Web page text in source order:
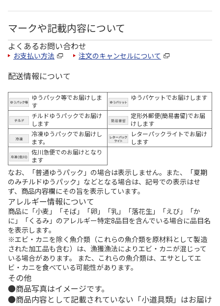
マークや記載内容について
よくあるお問い合わせ
お支払い方法 注文のキャンセルについて
配送情報について
ゆうパック等でお届けしま
す
ゆうパケットでお届けします
チルドゆうパックでお届け
します
定形外郵便(簡易書留)でお届
けします
冷凍ゆうパックでお届けし
ます。
レターパックライトでお届け
します
佐川急便でのお届けとなり
ます
なお、「普通ゆうパック」の場合は表示しません。また、「夏期
のみチルドゆうパック」などとなる場合は、記号での表示はせ
ず、商品内容欄にその旨を表示しています。
アレルギー情報について
商品に「小麦」「そば」「卵」「乳」「落花生」「えび」「か
に」「くるみ」のアレルギー特定8品目を含んでいる場合に品目名
を表示します。
※エビ・カニを除く魚介類（これらの魚介類を原材料として製造
された加工品も含む）は、漁獲漁法によりエビ・カニが混じって
いる場合があります。 また、これらの魚介類は、エサとしてエ
ビ・カニを食べている可能性があります。
その他
商品写真はイメージです。
商品内容として記載されていない「小道具類」はお届け